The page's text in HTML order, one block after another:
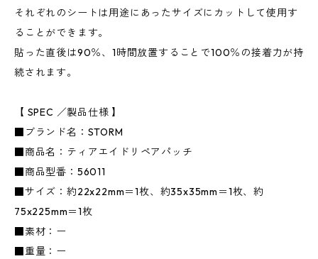
それぞれのシートは用途にあったサイズにカットして使用す
ることができます。
貼った直後は90％、1時間放置することで100％の接着力が持
続されます。
【 SPEC ／製品仕様 】
■ブランド名：STORM
■商品名：ティアエイドリペアパッチ
■商品型番：56011
■サイズ：約22x22mm＝1枚、約35x35mm＝1枚、約
75x225mm＝1枚
■素材：ー
■重量：ー